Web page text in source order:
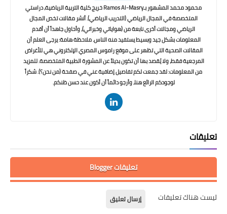
محمود محمد المشهور بـRamos Al-Masry خريج كلية التربية الرياضية، دراستي
المتخصصة في المجال الرياضي (التدريب الرياضي). أنشر مقالات تخص المجال
الرياضي ومجالات أخرى نابعة من (هواياتي وخبراتي)، وأحاول جاهداً أن أقدم
المعلومات بشكل جيد وبسيط يستفيد منه الناس. ملاحظة هامة: يرجى العلم أن
المقالات الصحية التي تظهر على موقع راموس المصري الإلكتروني هي للأغراض
المرجعية فقط، ولا يُقصد بها أن تكون بديلاً عن المشورة الطبية المتخصصة. للمزيد
من المعلومات: لقد جمعت لكم تفاصيل إضافية عني في صفحة (من نحن؟). شكراً
لوجودكم الرائع هنا، وأرجو دائماً أن أكون عند حسن ظنكم.
تعليقات
تعليقات Blogger
ليست هناك تعليقات إرسال تعليق